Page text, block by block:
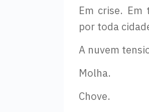
Em crise. Em
por toda
A nuvem
Molha.
Chove.